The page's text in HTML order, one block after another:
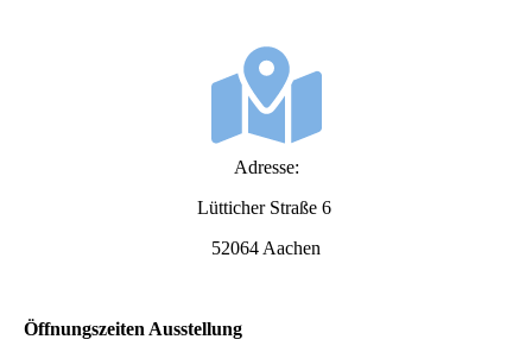
Adresse:
Lütticher Straße 6
52064 Aachen
Öffnungszeiten Ausstellung